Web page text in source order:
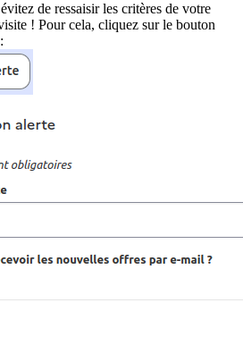
de ressaisir les critères de votre
! Pour cela, cliquez sur le bouton